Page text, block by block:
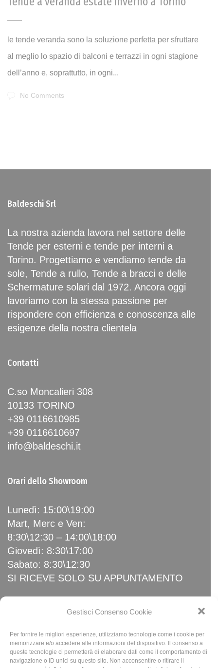
Gestisci Consenso Cookie
Per fornire le migliori esperienze, utilizziamo tecnologie come i cookie per
memorizzare e/o accedere alle informazioni del dispositivo. Il consenso a
queste tecnologie ci permetterà di elaborare dati come il comportamento di
navigazione o ID unici su questo sito. Non acconsentire o ritirare il
le tende veranda sono la soluzione perfetta per sfruttare
al meglio lo spazio di balconi e terrazzi in ogni stagione
dell’anno e, soprattutto, in ogni...
No Comments
Baldeschi Srl
La nostra azienda lavora nel settore delle
Tende per esterni e tende per interni a
Torino. Progettiamo e vendiamo tende da
sole, Tende a rullo, Tende a bracci e delle
Schermature solari dal 1972. Ancora oggi
lavoriamo con la stessa passione per
rispondere con efficienza e conoscenza alle
esigenze della nostra clientela
Contatti
C.so Moncalieri 308
10133 TORINO
+39 0116610985
+39 0116610697
info@baldeschi.it
Orari dello Showroom
Lunedì: 15:00\19:00
Mart, Merc e Ven:
8:30\12:30 – 14:00\18:00
Giovedì: 8:30\17:00
Sabato: 8:30\12:30
SI RICEVE SOLO SU APPUNTAMENTO
Home
News